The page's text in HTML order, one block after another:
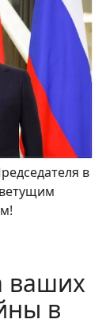
в
ваших
в